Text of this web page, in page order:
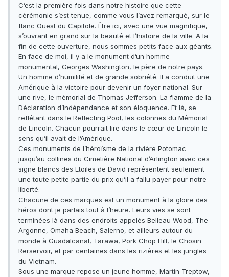
C’est la première fois dans notre histoire que cette
cérémonie s’est tenue, comme vous l’avez remarqué, sur le
flanc Ouest du Capitole. Être ici, avec une vue magnifique,
s’ouvrant en grand sur la beauté et l’histoire de la ville. A la
fin de cette ouverture, nous sommes petits face aux géants.
En face de moi, il y a le monument d’un homme
monumental, Georges Washington, le père de notre pays.
Un homme d’humilité et de grande sobriété. Il a conduit une
Amérique à la victoire pour devenir un foyer national. Sur
une rive, le mémorial de Thomas Jefferson. La flamme de la
Déclaration d’Indépendance et son éloquence. Et là, se
reflétant dans le Reflecting Pool, les colonnes du Mémorial
de Lincoln. Chacun pourrait lire dans le cœur de Lincoln le
sens qu’il avait de l’Amérique.
Ces monuments de l’héroïsme de la rivière Potomac
jusqu’au collines du Cimetière National d’Arlington avec ces
signe blancs des Etoiles de David représentent seulement
une toute petite partie du prix qu’il a fallu payer pour notre
liberté.
Chacune de ces marques est un monument à la gloire des
héros dont je parlais tout à l’heure. Leurs vies se sont
terminées là dans des endroits appelés Belleau Wood, The
Argonne, Omaha Beach, Salerno, et ailleurs autour du
monde à Guadalcanal, Tarawa, Pork Chop Hill, le Chosin
Rerservoir, et par centaines dans les rizières et les jungles
du Vietnam.
Sous une marque repose un jeune homme, Martin Treptow,